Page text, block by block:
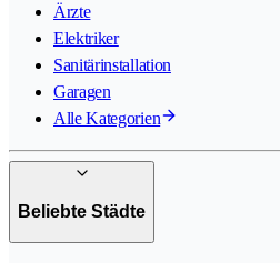
Ärzte
Elektriker
Sanitärinstallation
Garagen
Alle Kategorien
Beliebte Städte